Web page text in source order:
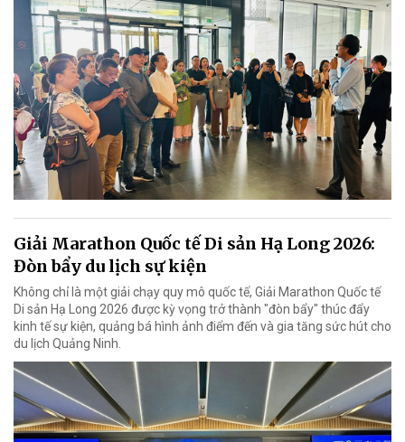
Giải Marathon Quốc tế Di sản Hạ Long 2026:
Đòn bẩy du lịch sự kiện
Không chỉ là một giải chạy quy mô quốc tế, Giải Marathon Quốc tế
Di sản Hạ Long 2026 được kỳ vọng trở thành "đòn bẩy" thúc đẩy
kinh tế sự kiện, quảng bá hình ảnh điểm đến và gia tăng sức hút cho
du lịch Quảng Ninh.